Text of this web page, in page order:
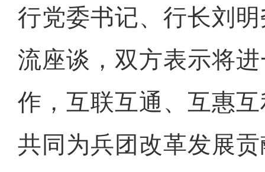
行党委书记、行长刘
流座谈，双方表示将
作，互联互通、互惠
共同为兵团改革发展